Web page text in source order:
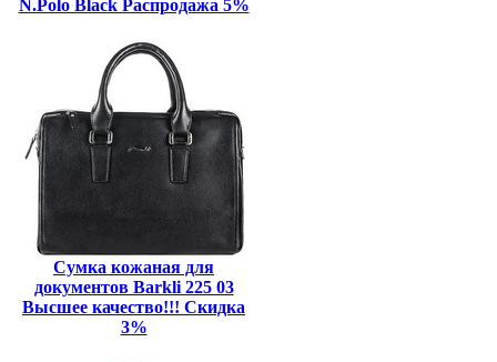
N.Polo Black Распродажа 5%
Сумка кожаная для
документов Barkli 225 03
Высшее качество!!! Скидка
3%